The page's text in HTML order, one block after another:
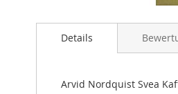
Anfang
Details
Arvid Nordquist Svea